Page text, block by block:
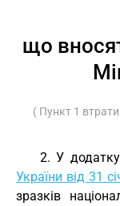
що
( Пункт 1
2. У
України від 31
зразків